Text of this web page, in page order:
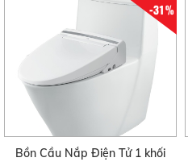
-31%
Bồn Cầu Nắp Điện Tử 1 khối